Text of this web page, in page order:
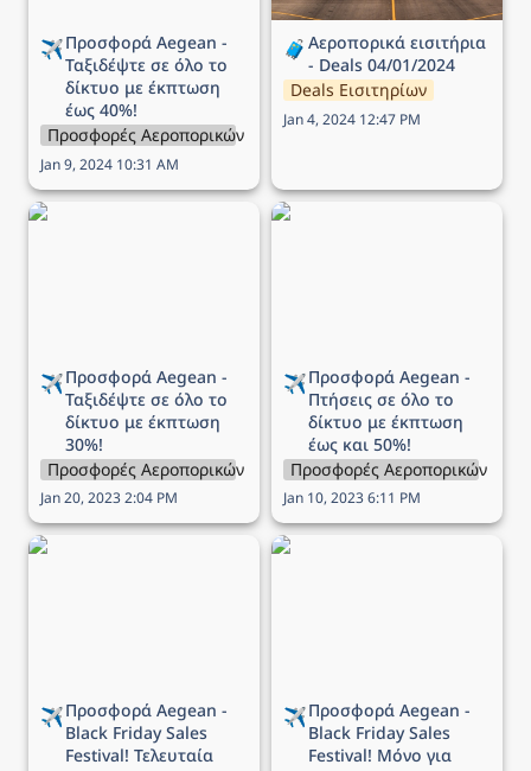
✈️
Ταξιδέψτε σε όλο το
δίκτυο με έκπτωση
έως 40%!
Προσφορές Αεροπορικών Εταιρειών
Jan 9, 2024 10:31 AM
🧳 Αεροπορικά εισιτήρια
- Deals 04/01/2024
Deals Εισιτηρίων
Jan 4, 2024 12:47 PM
Προσφορά Aegean -
✈️
Ταξιδέψτε σε όλο το
δίκτυο με έκπτωση
30%!
Προσφορές Αεροπορικών Εταιρειών
Jan 20, 2023 2:04 PM
Προσφορά Aegean -
✈️Προσφορά Aegean -
Πτήσεις σε όλο το
δίκτυο με έκπτωση
έως και 50%!
Προσφορές Αεροπορικών
Jan 10, 2023 6:11 PM
Προσφορά Aegean -
✈️
Black Friday Sales
Festival! Τελευταία
Προσφορά Aegean -
✈️
Black Friday Sales
Festival! Μόνο για